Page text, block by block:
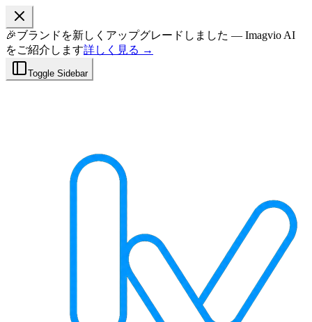
🎉ブランドを新しくアップグレードしました — Imagvio AI
をご紹介します詳しく見る →
Toggle Sidebar